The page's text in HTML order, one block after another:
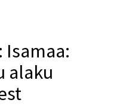
Isamaa:
alaku